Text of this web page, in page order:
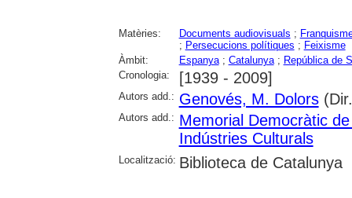
Matèries: Documents audiovisuals ;
; Persecucions polítiques ; Feixisme
Àmbit:
Espanya; Catalunya; República de
Cronologia:
[1939 - 2009]
Autors add.: Genovés, M. Dolors
Autors add.: Memorial Democràtic
Indústries Culturals
Localització: Biblioteca de Catalunya